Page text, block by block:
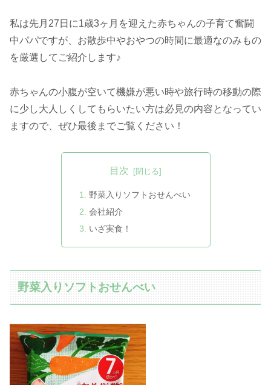
私は先月27日に1歳3ヶ月を迎えた赤ちゃんの子育て奮闘
中パパですが、お散歩中やおやつの時間に最適なのみもの
を厳選してご紹介します♪
赤ちゃんの小腹が空いて機嫌が悪い時や旅行時の移動の際
に少し大人しくしてもらいたい方は必見の内容となってい
ますので、ぜひ最後までご覧ください！
目次
野菜入りソフトおせんべい
会社紹介
いざ実食！
野菜入りソフトおせんべい